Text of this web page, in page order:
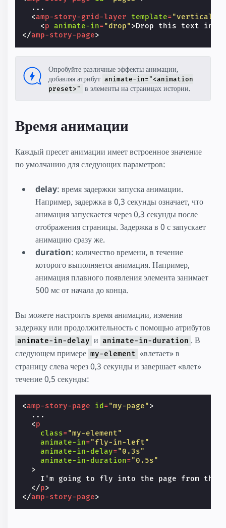
  ...
<amp-story-grid-layer template="vertical"
<p animate-in="drop">Drop this text into
</amp-story-page>
Опробуйте различные эффекты анимации,
добавляя атрибут animate-in="<animation
preset>"
в элементы на страницах истории.
Время анимации
Каждый пресет анимации имеет встроенное значение
по умолчанию для следующих параметров:
delay: время задержки запуска анимации.
Например, задержка в 0,3 секунды означает, что
анимация запускается через 0,3 секунды после
отображения страницы. Задержка в 0 с запускает
анимацию сразу же.
duration: количество времени, в течение
которого выполняется анимация. Например,
анимация плавного появления элемента занимает
500 мс от начала до конца.
Вы можете настроить время анимации, изменив
задержку или продолжительность с помощью атрибутов
animate-in-delay и animate-in-duration . В
следующем примере my-element «влетает» в
страницу слева через 0,3 секунды и завершает «влет»
течение 0,5 секунды:
<amp-story-page id ="my-page">
  ...
<p
class="my-element"
animate-in="fly-in-left"
animate-in-delay="0.3s"
animate-in-duration="0.5s"
>
I'm going to fly into the page from the
</p>
</amp-story-page>